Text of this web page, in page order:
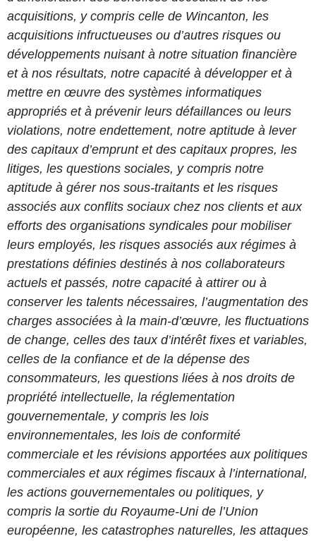
acquisitions, y compris celle de Wincanton, les
acquisitions infructueuses ou d’autres risques ou
développements nuisant à notre situation financière
et à nos résultats, notre capacité à développer et à
mettre en œuvre des systèmes informatiques
appropriés et à prévenir leurs défaillances ou leurs
violations, notre endettement, notre aptitude à lever
des capitaux d’emprunt et des capitaux propres, les
litiges, les questions sociales, y compris notre
aptitude à gérer nos sous-traitants et les risques
associés aux conflits sociaux chez nos clients et aux
efforts des organisations syndicales pour mobiliser
leurs employés, les risques associés aux régimes à
prestations définies destinés à nos collaborateurs
actuels et passés, notre capacité à attirer ou à
conserver les talents nécessaires, l’augmentation des
charges associées à la main-d’œuvre, les fluctuations
de change, celles des taux d’intérêt fixes et variables,
celles de la confiance et de la dépense des
consommateurs, les questions liées à nos droits de
propriété intellectuelle, la réglementation
gouvernementale, y compris les lois
environnementales, les lois de conformité
commerciale et les révisions apportées aux politiques
commerciales et aux régimes fiscaux à l’international,
les actions gouvernementales ou politiques, y
compris la sortie du Royaume-Uni de l’Union
européenne, les catastrophes naturelles, les attaques